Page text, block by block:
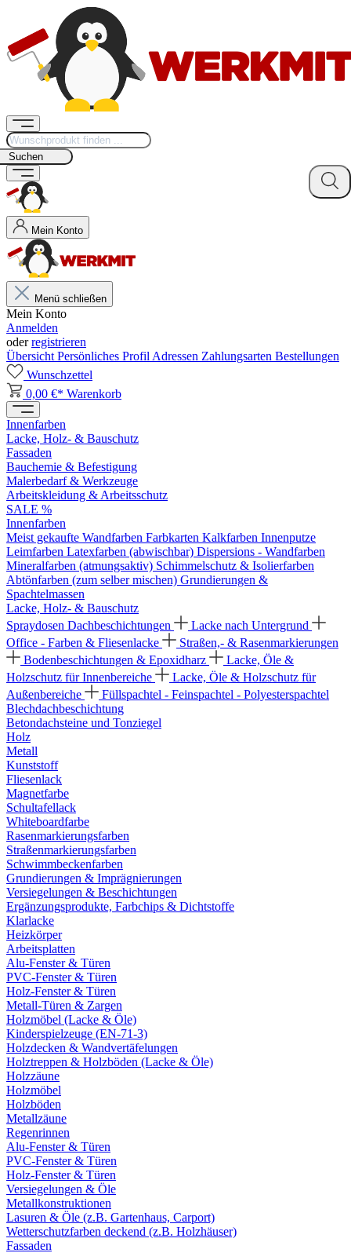
Suchen
Mein Konto
Menü schließen
Mein Konto
Anmelden
oderregistrieren
Übersicht Persönliches Profil Adressen Zahlungsarten Bestellungen
Wunschzettel
0,00 €* Warenkorb
Innenfarben
Lacke, Holz- & Bauschutz
Fassaden
Bauchemie & Befestigung
Malerbedarf & Werkzeuge
Arbeitskleidung & Arbeitsschutz
SALE %
Innenfarben
Meist gekaufte Wandfarben Farbkarten Kalkfarben Innenputze
Leimfarben Latexfarben (abwischbar) Dispersions - Wandfarben
Mineralfarben (atmungsaktiv) Schimmelschutz & Isolierfarben
Abtönfarben (zum selber mischen) Grundierungen &
Spachtelmassen
Lacke, Holz- & Bauschutz
Spraydosen Dachbeschichtungen
Lacke nach Untergrund
Office - Farben & Fliesenlacke
Straßen,- & Rasenmarkierungen
Bodenbeschichtungen & Epoxidharz
Lacke, Öle &
Holzschutz für Innenbereiche
Lacke, Öle & Holzschutz für
Außenbereiche
Füllspachtel - Feinspachtel - Polyesterspachtel
Blechdachbeschichtung
Betondachsteine und Tonziegel
Holz
Metall
Kunststoff
Fliesenlack
Magnetfarbe
Schultafellack
Whiteboardfarbe
Rasenmarkierungsfarben
Straßenmarkierungsfarben
Schwimmbeckenfarben
Grundierungen & Imprägnierungen
Versiegelungen & Beschichtungen
Ergänzungsprodukte, Farbchips & Dichtstoffe
Klarlacke
Heizkörper
Arbeitsplatten
Alu-Fenster & Türen
PVC-Fenster & Türen
Holz-Fenster & Türen
Metall-Türen & Zargen
Holzmöbel (Lacke & Öle)
Kinderspielzeuge (EN-71-3)
Holzdecken & Wandvertäfelungen
Holztreppen & Holzböden (Lacke & Öle)
Holzzäune
Holzmöbel
Holzböden
Metallzäune
Regenrinnen
Alu-Fenster & Türen
PVC-Fenster & Türen
Holz-Fenster & Türen
Versiegelungen & Öle
Metallkonstruktionen
Lasuren & Öle (z.B. Gartenhaus, Carport)
Wetterschutzfarben deckend (z.B. Holzhäuser)
Fassaden